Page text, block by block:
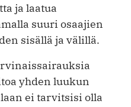
ja laatua
suuri osaajien
sisällä ja välillä.
yhden luukun
ei tarvitsisi olla